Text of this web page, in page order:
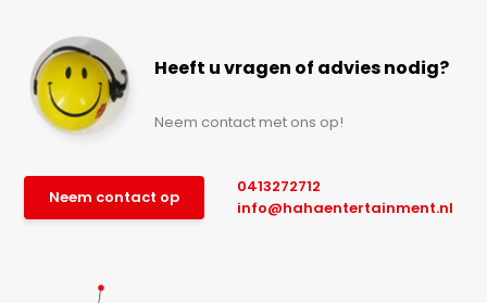
Heeft u vragen of advies nodig?
Neem contact met ons op!
Neem contact op
0413272712
info@hahaentertainment.nl